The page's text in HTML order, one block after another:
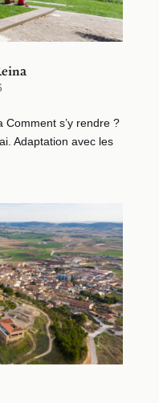
Comment s’y rendre ?
Adaptation avec les